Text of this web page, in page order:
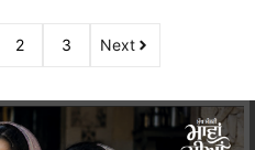
2 3 Next